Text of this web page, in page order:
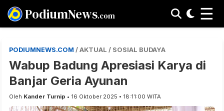
PodiumNews.com ☰
PODIUMNEWS.COM / AKTUAL / SOSIAL BUDAYA
Wabup Badung Apresiasi Karya di
Banjar Geria Ayunan
Oleh Kander Turnip • 16 Oktober 2025 • 18:11:00 WITA